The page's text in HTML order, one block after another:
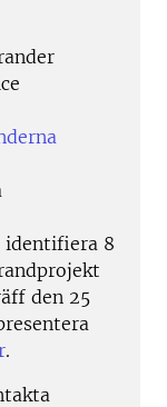
identifiera 8
den 25
.